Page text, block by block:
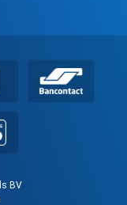
BV